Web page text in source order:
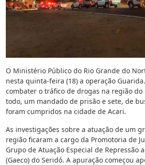
O Ministério Público do Rio Grande do
nesta quinta-feira (18) a operação
combater o tráfico de drogas na região do
todo, um mandado de prisão e sete, de
foram cumpridos na cidade de Acari.
As investigações sobre a atuação de um
região ficaram a cargo da Promotoria de
Grupo de Atuação Especial de Repressão
(Gaeco) do Seridó. A apuração começou